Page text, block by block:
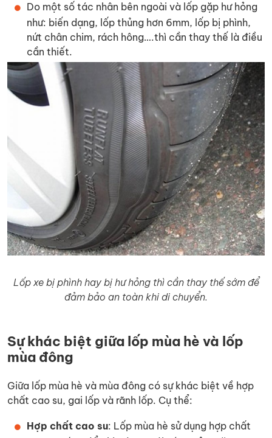
Do một số tác nhân bên ngoài và lốp gặp hư hỏng
như: biến dạng, lốp thủng hơn 6mm, lốp bị phình,
nứt chân chim, rách hông….thì cần thay thế là điều
cần thiết.
Lốp xe bị phình hay bị hư hỏng thì cần thay thế sớm để
đảm bảo an toàn khi di chuyển.
Sự khác biệt giữa lốp mùa hè và lốp
mùa đông
Giữa lốp mùa hè và mùa đông có sự khác biệt về hợp
chất cao su, gai lốp và rãnh lốp. Cụ thể:
Hợp chất cao su: Lốp mùa hè sử dụng hợp chất